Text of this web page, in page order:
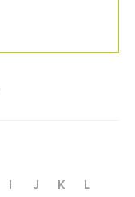
I J K
L